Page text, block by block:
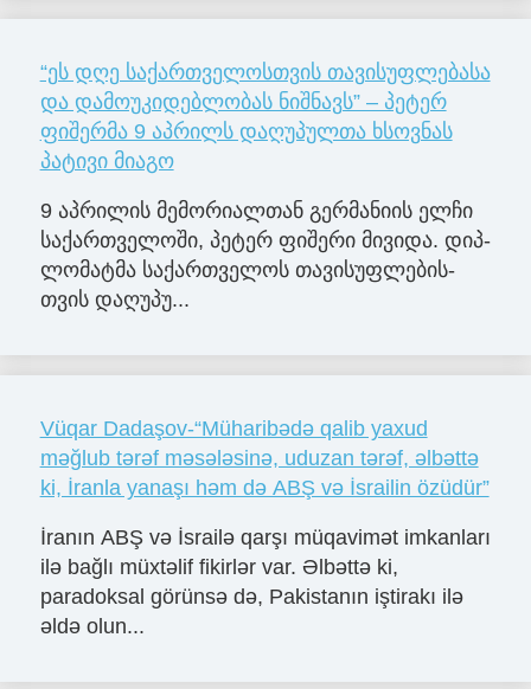
“ეს დღე საქართველოსთვის თავისუფლებასა
და დამოუკიდებლობას ნიშნავს” – პეტერ
ფიშერმა 9 აპრილს დაღუპულთა ხსოვნას
პატივი მიაგო
9 აპ­რი­ლის მე­მო­რი­ალ­თან გერ­მა­ნი­ის ელჩი
სა­ქარ­თვე­ლო­ში, პე­ტერ ფი­შე­რი მი­ვი­და. დიპ­
ლო­მატ­მა სა­ქარ­თვე­ლოს თა­ვი­სუფ­ლე­ბის­
თვის და­ღუ­პუ...
Vüqar Dadaşov-“Müharibədə qalib yaxud
məğlub tərəf məsələsinə, uduzan tərəf, əlbəttə
ki, İranla yanaşı həm də ABŞ və İsrailin özüdür”
İranın ABŞ və İsrailə qarşı müqavimət imkanları
ilə bağlı müxtəlif fikirlər var. Əlbəttə ki,
paradoksal görünsə də, Pakistanın iştirakı ilə
əldə olun...